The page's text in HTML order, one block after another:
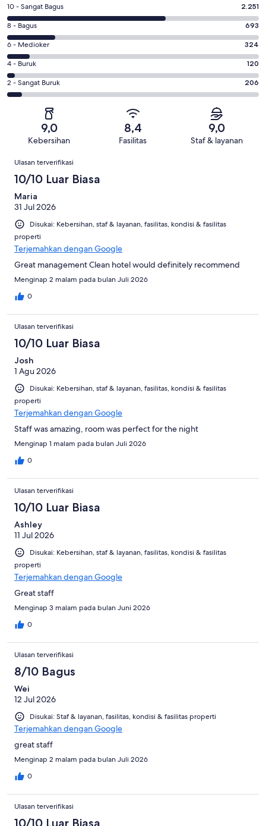
Penilaian
10
-
Sangat
Bagus.
2251
dari
3594
10 - Sangat Bagus 2.251
Penilaian
8
-
Bagus.
693
dari
8 - Bagus 693
Penilaian
6
-
Medioker.
324
6 - Medioker 324
Penilaian
4
-
4 - Buruk 120
Penilaian
2
dari
ulasan
2 - Sangat Buruk 206
9,0
Kebersihan
8,4
Fasilitas
9,0
Staf & layanan
Ulasan
Ulasan terverifikasi
10/10 Luar Biasa
Maria
31 Jul 2026
Disukai: Kebersihan, staf & layanan, fasilitas, kondisi & fasilitas
properti
Terjemahkan dengan Google
Great management Clean hotel would definitely recommend
Menginap 2 malam pada bulan Juli 2026
0
Ulasan terverifikasi
10/10 Luar Biasa
Josh
1 Agu 2026
Disukai: Kebersihan, staf & layanan, fasilitas, kondisi & fasilitas
properti
Terjemahkan dengan Google
Staff was amazing, room was perfect for the night
Menginap 1 malam pada bulan Juli 2026
0
Ulasan terverifikasi
10/10 Luar Biasa
Ashley
11 Jul 2026
Disukai: Kebersihan, staf & layanan, fasilitas, kondisi & fasilitas
properti
Terjemahkan dengan Google
Great staff
Menginap 3 malam pada bulan Juni 2026
0
Ulasan terverifikasi
8/10 Bagus
Wei
12 Jul 2026
Disukai: Staf & layanan, fasilitas, kondisi & fasilitas properti
Terjemahkan dengan Google
great staff
Menginap 2 malam pada bulan Juli 2026
0
Ulasan terverifikasi